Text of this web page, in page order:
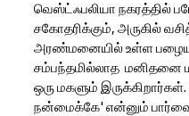
வெஸ்ட்ஃபலியா நகரத்தில்
சகோதரிக்கும், அருகில்
அரண்மனையில் உள்ள பழைய
சம்பந்தமில்லாத மனிதனை
ஒரு மகளும்
நன்மைக்கே' என்னும் பார்வை